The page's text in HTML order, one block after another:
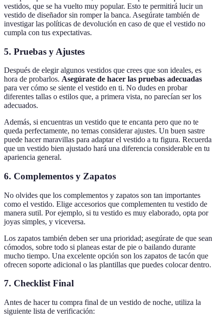
vestidos, que se ha vuelto muy popular. Esto te permitirá lucir un
vestido de diseñador sin romper la banca. Asegúrate también de
investigar las políticas de devolución en caso de que el vestido no
cumpla con tus expectativas.
5. Pruebas y Ajustes
Después de elegir algunos vestidos que crees que son ideales, es
hora de probarlos. Asegúrate de hacer las pruebas adecuadas
para ver cómo se siente el vestido en ti. No dudes en probar
diferentes tallas o estilos que, a primera vista, no parecían ser los
adecuados.
Además, si encuentras un vestido que te encanta pero que no te
queda perfectamente, no temas considerar ajustes. Un buen sastre
puede hacer maravillas para adaptar el vestido a tu figura. Recuerda
que un vestido bien ajustado hará una diferencia considerable en tu
apariencia general.
6. Complementos y Zapatos
No olvides que los complementos y zapatos son tan importantes
como el vestido. Elige accesorios que complementen tu vestido de
manera sutil. Por ejemplo, si tu vestido es muy elaborado, opta por
joyas simples, y viceversa.
Los zapatos también deben ser una prioridad; asegúrate de que sean
cómodos, sobre todo si planeas estar de pie o bailando durante
mucho tiempo. Una excelente opción son los zapatos de tacón que
ofrecen soporte adicional o las plantillas que puedes colocar dentro.
7. Checklist Final
Antes de hacer tu compra final de un vestido de noche, utiliza la
siguiente lista de verificación: